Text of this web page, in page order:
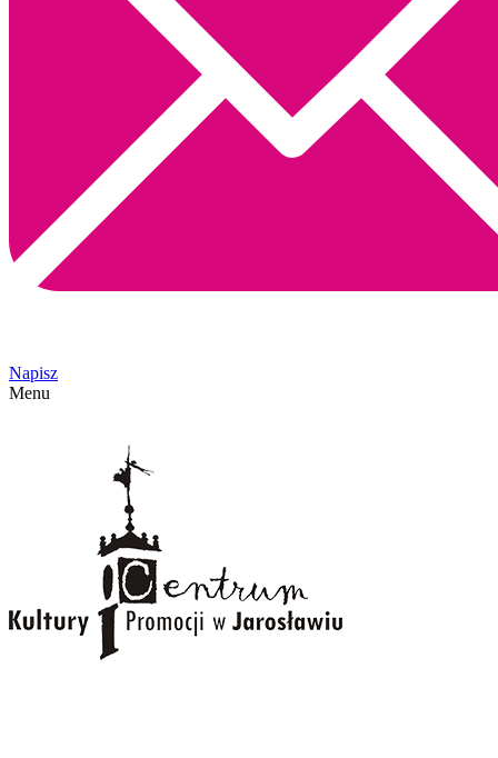
Napisz
Menu